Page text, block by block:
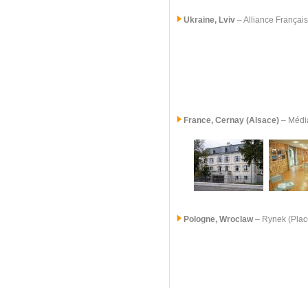
Ukraine, Lviv – Alliance
France, Cernay (Alsace) –
Pologne, Wroclaw– Rynek